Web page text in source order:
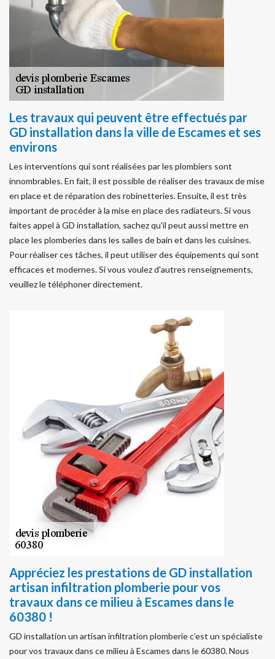
Les travaux qui peuvent être effectués par
GD installation dans la ville de Escames et ses
environs
Les interventions qui sont réalisées par les plombiers sont
innombrables. En fait, il est possible de réaliser des travaux de mise
en place et de réparation des robinetteries. Ensuite, il est très
important de procéder à la mise en place des radiateurs. Si vous
faites appel à GD installation, sachez qu'il peut aussi mettre en
place les plomberies dans les salles de bain et dans les cuisines.
Pour réaliser ces tâches, il peut utiliser des équipements qui sont
efficaces et modernes. Si vous voulez d'autres renseignements,
veuillez le téléphoner directement.
Appréciez les prestations de GD installation
artisan infiltration plomberie pour vos
travaux dans ce milieu à Escames dans le
60380 !
GD installation un artisan infiltration plomberie c’est un spécialiste
pour vos travaux dans ce milieu à Escames dans le 60380. Nous